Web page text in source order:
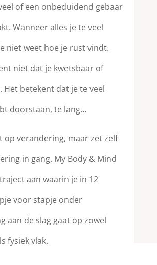
of een onbeduidend gebaar
Wanneer alles je te veel
niet weet hoe je rust vindt.
niet dat je kwetsbaar of
Het betekent dat je te veel
doorstaan, te lang…
op verandering, maar zet zelf
in gang. My Body & Mind
aan waarin je in 12
voor stapje onder
aan de slag gaat op zowel
fysiek vlak.